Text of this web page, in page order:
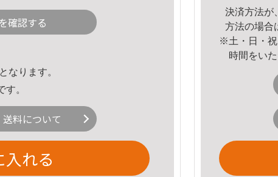
確認する
なります。
。
料について
入れる
決済方法が
方法の場合
※土・日・祝
時間をい